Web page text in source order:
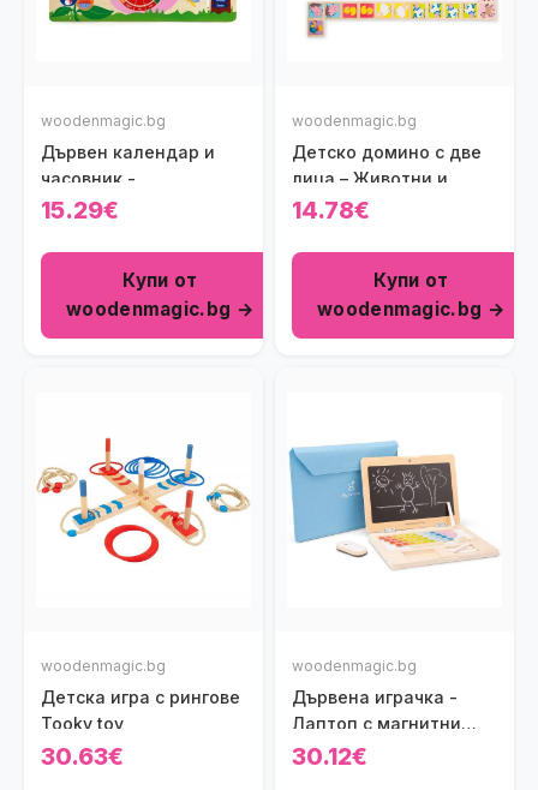
woodenmagic.bg
Дървен календар и
часовник -
образователни
15.29€
Купи от
woodenmagic.bg →
woodenmagic.bg
Детско домино с две
лица – Животни и
Цифри New Classic
14.78€
Купи от
woodenmagic.bg →
woodenmagic.bg
Детска игра с рингове
Tooky toy
30.63€
woodenmagic.bg
Дървена играчка -
Лаптоп с магнитни
букви
30.12€